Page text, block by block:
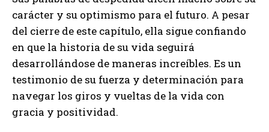
carácter y su optimismo para el futuro. A pesar
del cierre de este capítulo, ella sigue confiando
en que la historia de su vida seguirá
desarrollándose de maneras increíbles. Es un
testimonio de su fuerza y ​​determinación para
navegar los giros y vueltas de la vida con
gracia y positividad.